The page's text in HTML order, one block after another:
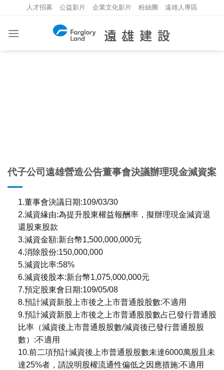
content
人才招募 公益影片 企業文化影片 粉絲團 遠雄人專區
代子公司遠雄營造公告董事會決議辦理現金減資案
1.董事會決議日期:109/03/30
2.減資緣由:為提升股東權益報酬率，擬辦理現金減資退
還股東股款
3.減資金額:新台幣1,500,000,000元
4.消除股份:150,000,000
5.減資比率:58%
6.減資後股本:新台幣1,075,000,000元
7.預定股東會日期:109/05/08
8.預計減資新股上市後之上市普通股股數:不適用
9.預計減資新股上市後之上市普通股股數占已發行普通股
比率（減資後上市普通股股數/減資後已發行普通股股
數）:不適用
10.前二項預計減資後上巿普通股股數未達6000萬股且未
達25%者，請說明股權流通性偏低之因應措施:不適用